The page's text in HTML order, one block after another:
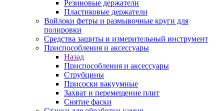
Резиновые держатели
Пластиковые держатели
Войлоки фетры и размывочные круги для
полировки
Средства защиты и измерительный инструмент
Приспособления и аксессуары
Назад
Приспособления и аксессуары
Струбцины
Присоски вакуумные
Захват и перемещение плит
Снятие фаски